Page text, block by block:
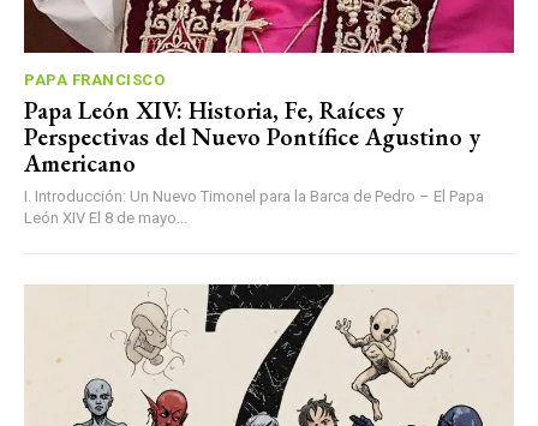
PAPA FRANCISCO
Papa León XIV: Historia, Fe, Raíces y
Perspectivas del Nuevo Pontífice Agustino y
Americano
I. Introducción: Un Nuevo Timonel para la Barca de Pedro – El Papa
León XIV El 8 de mayo...